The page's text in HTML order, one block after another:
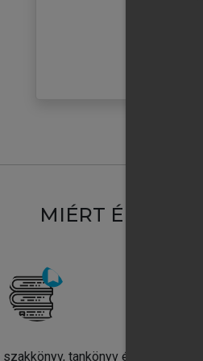
MIÉRT
szakkönyv, tankönyv és